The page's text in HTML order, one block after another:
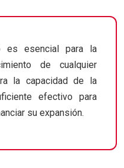
es esencial para la
de cualquier
la capacidad de la
efectivo para
su expansión.